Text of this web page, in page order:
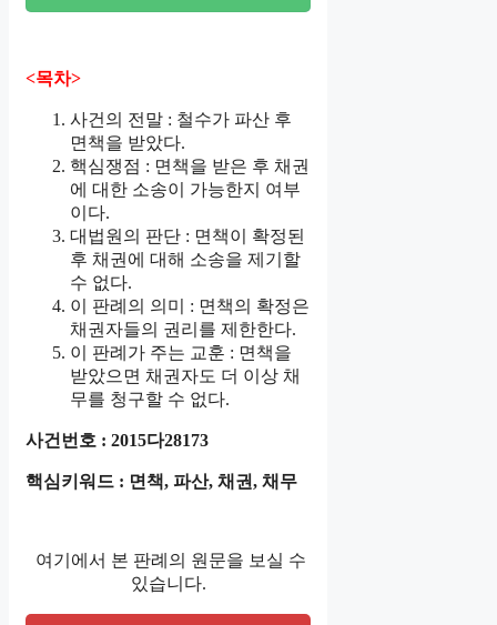
<목차>
사건의 전말 : 철수가 파산 후
면책을 받았다.
핵심쟁점 : 면책을 받은 후 채권
에 대한 소송이 가능한지 여부
이다.
대법원의 판단 : 면책이 확정된
후 채권에 대해 소송을 제기할
수 없다.
이 판례의 의미 : 면책의 확정은
채권자들의 권리를 제한한다.
이 판례가 주는 교훈 : 면책을
받았으면 채권자도 더 이상 채
무를 청구할 수 없다.
사건번호 : 2015다28173
핵심키워드 : 면책, 파산, 채권, 채무
여기에서 본 판례의 원문을 보실 수
있습니다.